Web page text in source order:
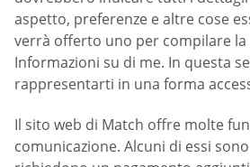
aspetto, preferenze e altre cose
verrà offerto uno per compilare la
Informazioni su di me. In questa
rappresentarti in una forma
Il sito web di Match offre molte
comunicazione. Alcuni di essi